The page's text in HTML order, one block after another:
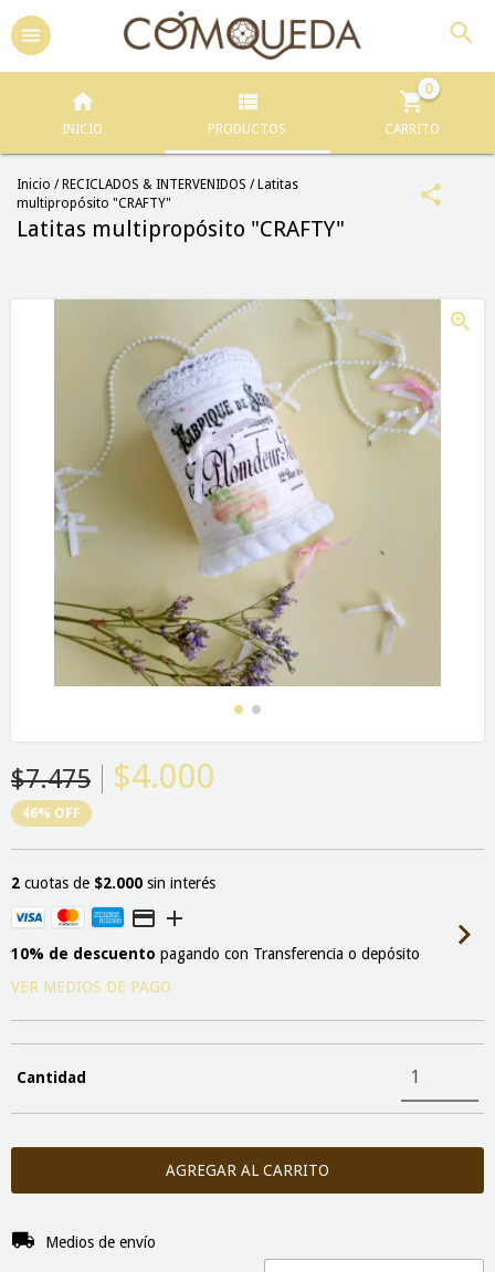
INICIO PRODUCTOS CARRITO
0
Inicio / RECICLADOS & INTERVENIDOS / Latitas
multipropósito "CRAFTY"
Latitas multipropósito "CRAFTY"
$7.475 $4.000
46% OFF
2 cuotas de $2.000 sin interés
10% de descuento pagando con Transferencia o depósito
VER MEDIOS DE PAGO
Cantidad
Entregas para el CP:
Medios de envío